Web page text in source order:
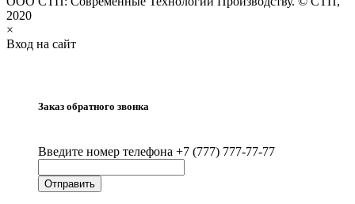
2020
×
Вход на сайт
Заказ обратного звонка
Введите номер телефона +7 (777) 777-77-77
Отправить